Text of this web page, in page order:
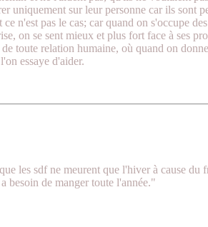
uniquement sur leur personne car ils sont
n'est pas le cas; car quand on s'occupe
on se sent mieux et plus fort face à ses
toute relation humaine, où quand on
essaye d'aider.
les sdf ne meurent que l'hiver à cause
besoin de manger toute l'année."